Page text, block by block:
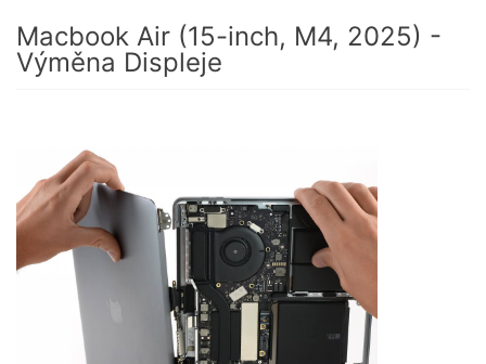
Macbook Air (15-inch, M4, 2025) -
Výměna Displeje